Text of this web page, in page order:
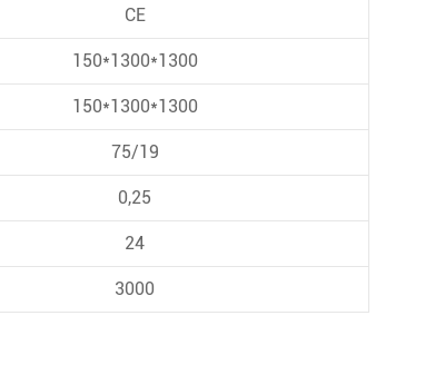
CE
150*1300*1300
150*1300*1300
75/19
0,25
24
3000